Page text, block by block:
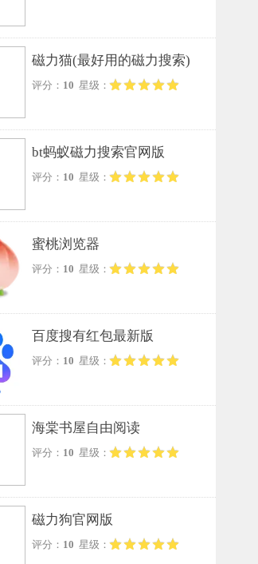
磁力猫(最好用的磁力搜索)
评分： 10 星级：
bt蚂蚁磁力搜索官网版
评分： 10 星级：
蜜桃浏览器
评分： 10 星级：
百度搜有红包最新版
评分： 10 星级：
海棠书屋自由阅读
评分： 10 星级：
磁力狗官网版
评分： 10 星级：